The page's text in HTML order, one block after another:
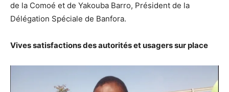
de la Comoé et de Yakouba Barro, Président de la
Délégation Spéciale de Banfora.
Vives satisfactions des autorités et usagers sur place